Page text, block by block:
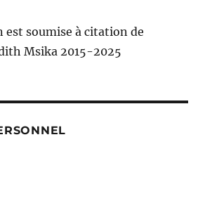
soumise à citation de
Msika 2015-2025